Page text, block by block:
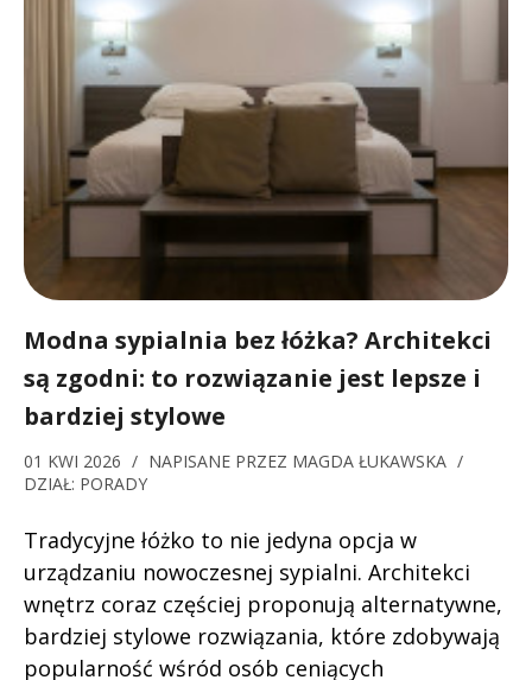
Modna sypialnia bez łóżka? Architekci
są zgodni: to rozwiązanie jest lepsze i
bardziej stylowe
01 KWI 2026 / NAPISANE PRZEZ MAGDA ŁUKAWSKA /
DZIAŁ: PORADY
Tradycyjne łóżko to nie jedyna opcja w
urządzaniu nowoczesnej sypialni. Architekci
wnętrz coraz częściej proponują alternatywne,
bardziej stylowe rozwiązania, które zdobywają
popularność wśród osób ceniących